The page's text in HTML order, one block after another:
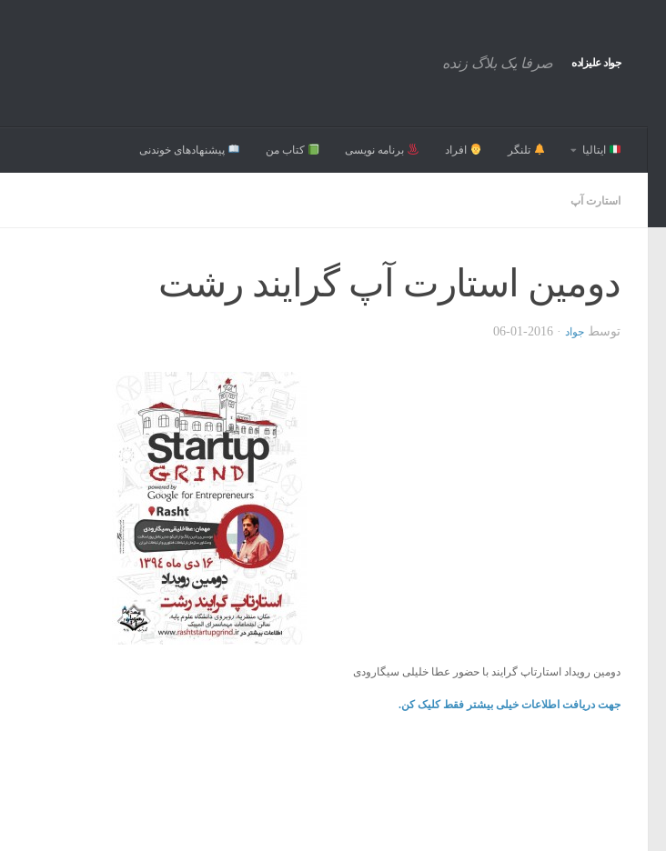
جواد علیزاده صرفا یک بلاگ زنده
ایتالیا تلنگر افراد برنامه نویسی کتاب من پیشنهاد‌های خوندنی
استارت آپ
دومین استارت آپ گرایند رشت
توسط جواد ·
2016-01-06
دومین رویداد استارتاپ گرایند با حضور عطا خلیلی سیگارودی
جهت دریافت اطلاعات خیلی بیشتر فقط کلیک کن.